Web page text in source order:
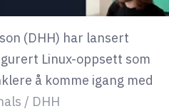
(DHH) har lansert
Linux-oppsett som
å komme igang med
/ DHH